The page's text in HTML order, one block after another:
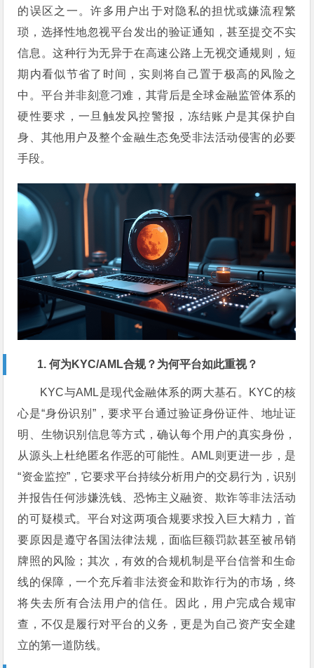
的误区之一。许多用户出于对隐私的担忧或嫌流程繁
琐，选择性地忽视平台发出的验证通知，甚至提交不实
信息。这种行为无异于在高速公路上无视交通规则，短
期内看似节省了时间，实则将自己置于极高的风险之
中。平台并非刻意刁难，其背后是全球金融监管体系的
硬性要求，一旦触发风控警报，冻结账户是其保护自
身、其他用户及整个金融生态免受非法活动侵害的必要
手段。
1. 何为KYC/AML合规？为何平台如此重视？
KYC与AML是现代金融体系的两大基石。KYC的核
心是“身份识别”，要求平台通过验证身份证件、地址证
明、生物识别信息等方式，确认每个用户的真实身份，
从源头上杜绝匿名作恶的可能性。AML则更进一步，是
“资金监控”，它要求平台持续分析用户的交易行为，识别
并报告任何涉嫌洗钱、恐怖主义融资、欺诈等非法活动
的可疑模式。平台对这两项合规要求投入巨大精力，首
要原因是遵守各国法律法规，面临巨额罚款甚至被吊销
牌照的风险；其次，有效的合规机制是平台信誉和生命
线的保障，一个充斥着非法资金和欺诈行为的市场，终
将失去所有合法用户的信任。因此，用户完成合规审
查，不仅是履行对平台的义务，更是为自己资产安全建
立的第一道防线。